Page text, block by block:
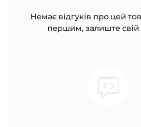
Немає відгуків про цей
першим, залиште свій